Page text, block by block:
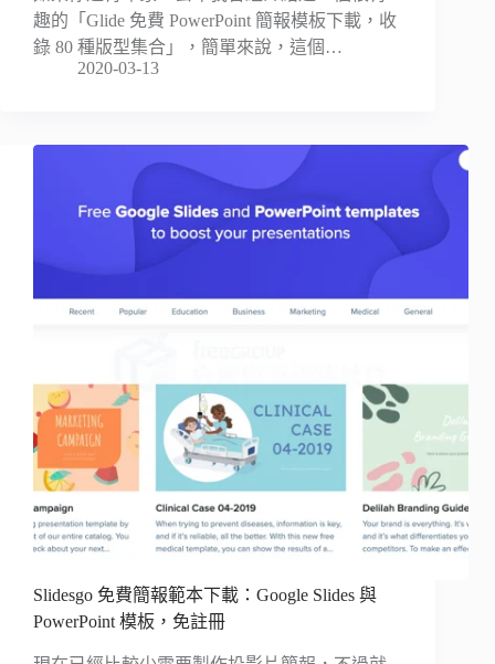
趣的「Glide 免費 PowerPoint 簡報模板下載，收
錄 80 種版型集合」，簡單來說，這個…
2020-03-13
Slidesgo 免費簡報範本下載：Google Slides 與
PowerPoint 模板，免註冊